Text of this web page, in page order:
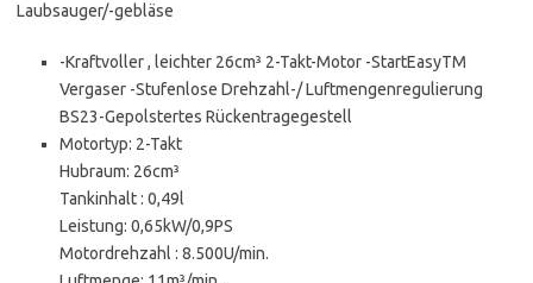
Laubsauger/-gebläse
-Kraftvoller , leichter 26cm³ 2-Takt-Motor -StartEasyTM
Vergaser -Stufenlose Drehzahl-/ Luftmengenregulierung
BS23-Gepolstertes Rückentragegestell
Motortyp: 2-Takt
Hubraum: 26cm³
Tankinhalt : 0,49l
Leistung: 0,65kW/0,9PS
Motordrehzahl : 8.500U/min.